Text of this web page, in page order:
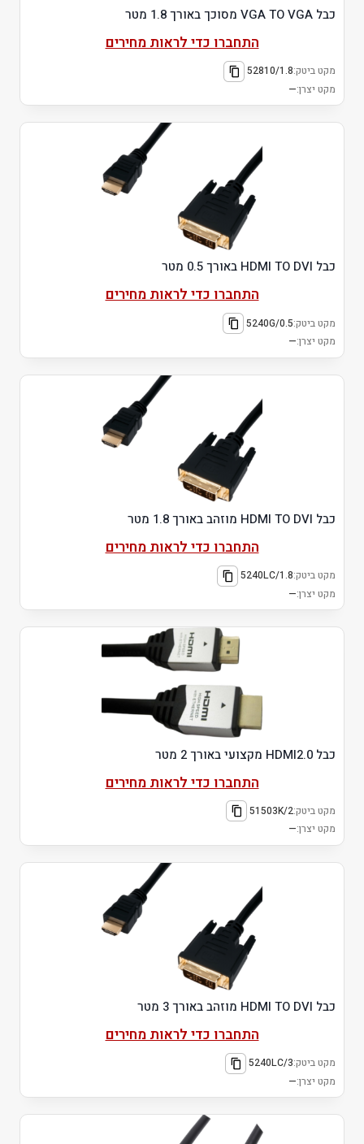
כבל VGA TO VGA מסוכך באורך 1.8 מטר
התחברו כדי לראות מחירים
מקט ביטק:52810/1.8
מקט יצרן:—
כבל HDMI TO DVI באורך 0.5 מטר
התחברו כדי לראות מחירים
מקט ביטק:5240G/0.5
מקט יצרן:—
כבל HDMI TO DVI מוזהב באורך 1.8 מטר
התחברו כדי לראות מחירים
מקט ביטק:5240LC/1.8
מקט יצרן:—
כבל HDMI2.0 מקצועי באורך 2 מטר
התחברו כדי לראות מחירים
מקט ביטק:51503K/2
מקט יצרן:—
כבל HDMI TO DVI מוזהב באורך 3 מטר
התחברו כדי לראות מחירים
מקט ביטק:5240LC/3
מקט יצרן:—